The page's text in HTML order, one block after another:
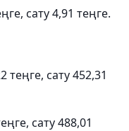
сату 4,91 теңге.
сату 452,31
сату 488,01